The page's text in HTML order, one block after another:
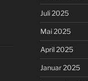
Juli 2025
Mai 2025
April 2025
Januar 2025